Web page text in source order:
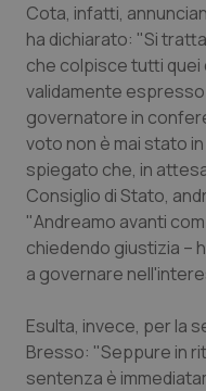
Lombardia
Marche
Molise
Piemonte
Provincia
Provincia
Puglia
Dolore
Donna & Salute
Epatiti
HIV
Infezioni &
Ipertensione &
Malattie rare
Cota, infatti,
ha dichiarato: "Si
che colpisce tutti
validamente
governatore in
voto non è mai stato
spiegato che, in
Consiglio di Stato,
"Andreamo avanti
chiedendo giustizia –
a governare
Esulta, invece, per la
Bresso: "Seppure in
sentenza è